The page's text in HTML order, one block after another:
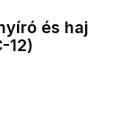
és haj
12)